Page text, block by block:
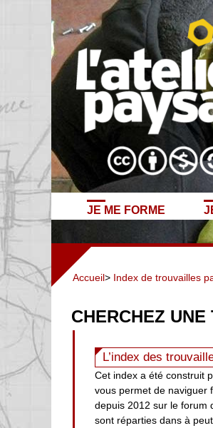
JE ME FORME
Accueil> Index de trouvailles
CHERCHEZ
L’index des
Cet index a été construit
vous permet de naviguer
depuis 2012 sur le forum
sont réparties dans à